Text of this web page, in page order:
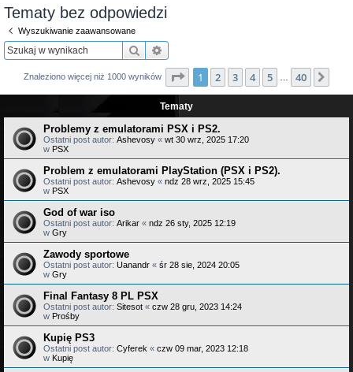
Tematy bez odpowiedzi
Wyszukiwanie zaawansowane
Szukaj
Znaleziono więcej niż 1000 wyników Strona z40
1 2 3 4 5 40
Tematy
Problemy z emulatorami PSX i PS2.
Ostatni post autor: Ashevosy « wt 30 wrz, 2025 17:20
w PSX
Problem z emulatorami PlayStation (PSX i PS2).
Ostatni post autor: Ashevosy « ndz 28 wrz, 2025 15:45
w PSX
God of war iso
Ostatni post autor: Arikar « ndz 26 sty, 2025 12:19
w Gry
Zawody sportowe
Ostatni post autor: Uanandr « śr 28 sie, 2024 20:05
w Gry
Final Fantasy 8 PL PSX
Ostatni post autor: Sitesot « czw 28 gru, 2023 14:24
w Prośby
Kupię PS3
Ostatni post autor: Cyferek « czw 09 mar, 2023 12:18
w Kupię